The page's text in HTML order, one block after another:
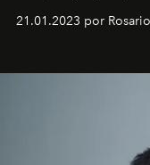
em rápida
21.01.2023 por